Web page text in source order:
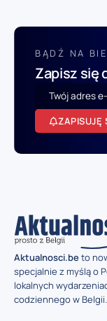
BĄDŹ NA
Zapisz się
ZAPISUJĘ
Aktualnosci.beto
specjalnie z myślą o
lokalnych
codziennego w Belgii.